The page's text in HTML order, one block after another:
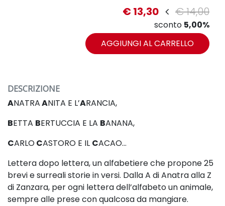
€ 13,30 € 14,00
sconto 5,00%
AGGIUNGI AL CARRELLO
DESCRIZIONE
ANATRAANITA E L’ARANCIA,
BETTA BERTUCCIA E LA BANANA,
CARLOCASTORO E IL CACAO…
Lettera dopo lettera, un alfabetiere che propone 25
brevi e surreali storie in versi. Dalla A di Anatra alla Z
di Zanzara, per ogni lettera dell’alfabeto un animale,
sempre alle prese con qualcosa da mangiare.